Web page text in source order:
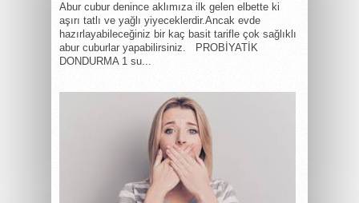
Abur cubur denince aklımıza ilk gelen elbette ki
aşırı tatlı ve yağlı yiyeceklerdir.Ancak evde
hazırlayabileceğiniz bir kaç basit tarifle çok sağlıklı
abur cuburlar yapabilirsiniz. PROBİYATİK
DONDURMA 1 su...